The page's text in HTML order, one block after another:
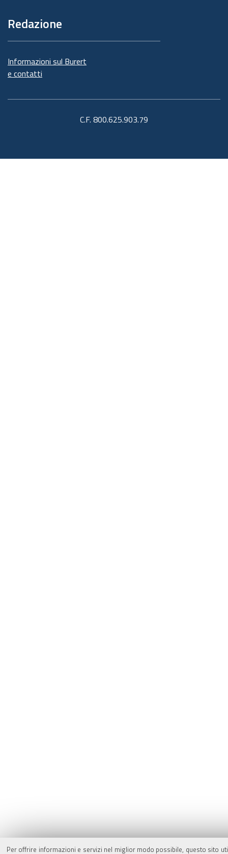
Per offrire informazioni e servizi nel miglior modo possibile, questo sito
Redazione
Informazioni sul Burert
e contatti
C.F. 800.625.903.79